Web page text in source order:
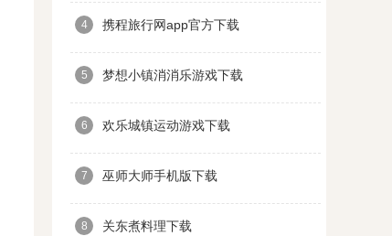
4 携程旅行网app官方下载
5 梦想小镇消消乐游戏下载
6 欢乐城镇运动游戏下载
7 巫师大师手机版下载
8 关东煮料理下载